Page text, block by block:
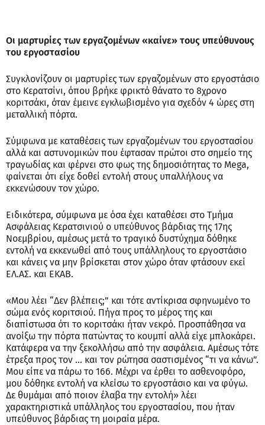
Οι μαρτυρίες των εργαζομένων «καίνε» τους υπεύθυνους
του εργοστασίου
Συγκλονίζουν οι μαρτυρίες των εργαζομένων στο εργοστάσιο
στο Κερατσίνι, όπου βρήκε φρικτό θάνατο το 8χρονο
κοριτσάκι, όταν έμεινε εγκλωβισμένο για σχεδόν 4 ώρες στη
μεταλλική πόρτα.
Σύμφωνα με καταθέσεις των εργαζομένων του εργοστασίου
αλλά και αστυνομικών που έφτασαν πρώτοι στο σημείο της
τραγωδίας και φέρνει στο φως της δημοσιότητας το Mega,
φαίνεται ότι είχε δοθεί εντολή στους υπαλλήλους να
εκκενώσουν τον χώρο.
Ειδικότερα, σύμφωνα με όσα έχει καταθέσει στο Τμήμα
Ασφάλειας Κερατσινιού ο υπεύθυνος βάρδιας της 17ης
Νοεμβρίου, αμέσως μετά το τραγικό δυστύχημα δόθηκε
εντολή να εκκενωθεί από τους υπάλληλους το εργοστάσιο
και κάνεις να μην βρίσκεται στον χώρο όταν φτάσουν εκεί
ΕΛ.ΑΣ. και ΕΚΑΒ.
«Μου λέει “Δεν βλέπεις;” και τότε αντίκρισα σφηνωμένο το
σώμα ενός κοριτσιού. Πήγα προς το μέρος της και
διαπίστωσα ότι το κοριτσάκι ήταν νεκρό. Προσπάθησα να
ανοίξω την πόρτα πατώντας το κουμπί αλλά είχε μπλοκάρει.
Κατάφερα να την ξεκολλήσω από την ασφάλεια. Αμέσως τότε
έτρεξα προς τον … και τον ρώτησα σαστισμένος “τι να κάνω”.
Μου είπε να πάρω το 166. Μέχρι να έρθει το ασθενοφόρο,
μου δόθηκε εντολή να κλείσω το εργοστάσιο και να φύγω.
Δε θυμάμαι από ποιον έλαβα την εντολή» λέει
χαρακτηριστικά υπάλληλος του εργοστασίου, που ήταν
υπεύθυνος βάρδιας τη μοιραία μέρα.